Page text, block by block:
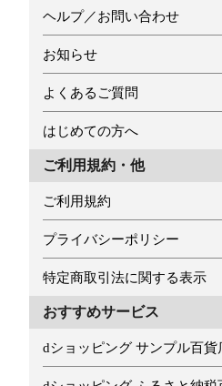
ヘルプ／お問い合わせ
お知らせ
よくあるご質問
はじめての方へ
ご利用規約・他
ご利用規約
プライバシーポリシー
特定商取引法に関する表示
おすすめサービス
dショッピング サンプル百貨